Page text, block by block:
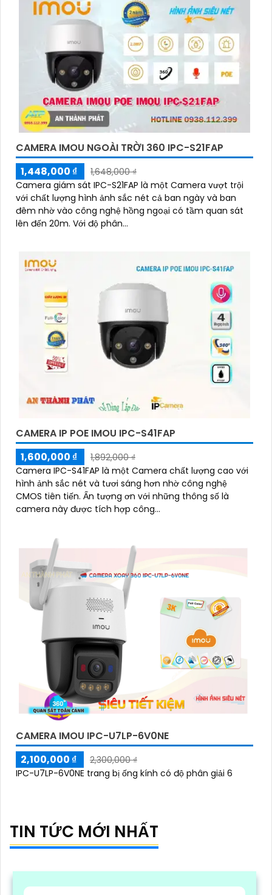
CAMERA IMOU NGOÀI TRỜI 360 IPC-S21FAP
1,448,000 ₫
1,648,000 ₫
Camera giám sát IPC-S21FAP là một Camera vượt trội
với chất lượng hình ảnh sắc nét cả ban ngày và ban
đêm nhờ vào công nghệ hồng ngoại có tầm quan sát
lên đến 20m. Với độ phân...
CAMERA IP POE IMOU IPC-S41FAP
1,600,000 ₫
1,892,000 ₫
Camera IPC-S41FAP là một Camera chất lượng cao với
hình ảnh sắc nét và tươi sáng hơn nhờ công nghệ
CMOS tiên tiến. Ấn tượng ơn với những thông số là
camera này được tích hợp công...
CAMERA IMOU IPC-U7LP-6V0NE
2,100,000 ₫
2,300,000 ₫
IPC-U7LP-6V0NE trang bị ống kính có độ phân giải 6
TIN TỨC MỚI NHẤT